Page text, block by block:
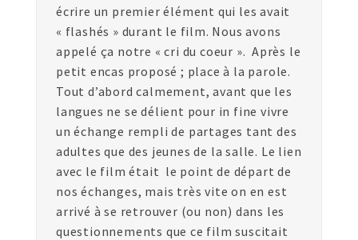
écrire un premier élément qui les avait
« flashés » durant le film. Nous avons
appelé ça notre « cri du coeur ». Après le
petit encas proposé ; place à la parole.
Tout d’abord calmement, avant que les
langues ne se délient pour in fine vivre
un échange rempli de partages tant des
adultes que des jeunes de la salle. Le lien
avec le film était le point de départ de
nos échanges, mais très vite on en est
arrivé à se retrouver (ou non) dans les
questionnements que ce film suscitait